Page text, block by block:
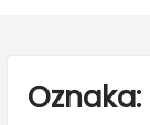
Oznaka: